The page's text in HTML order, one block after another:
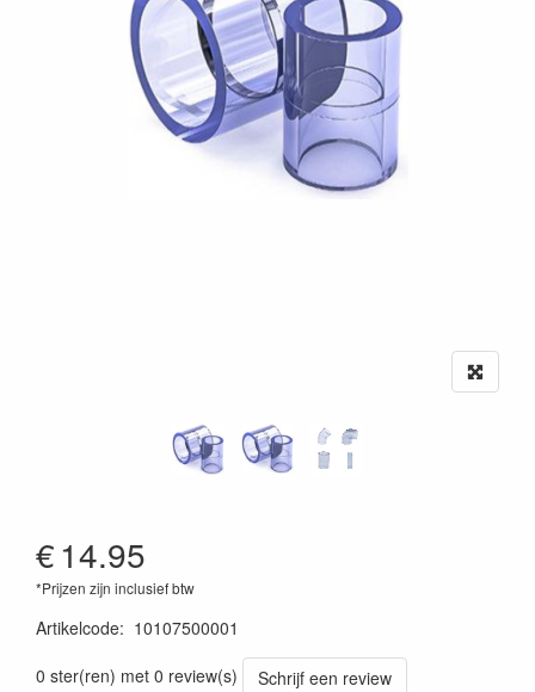
€14.95
*Prijzen zijn inclusief btw
Artikelcode: 10107500001
0 ster(ren) met 0 review(s)
Schrijf een review